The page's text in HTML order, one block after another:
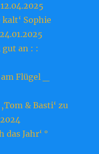
Sophie
gut an : :
Flügel _
& Basti‘ zu
Jahr‘ °